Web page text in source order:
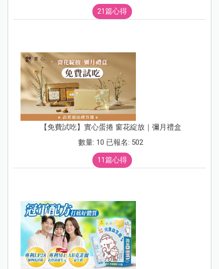
21篇心得
【免費試吃】實心蛋捲 窗花綻放｜彌月禮盒
數量: 10 已報名: 502
11篇心得